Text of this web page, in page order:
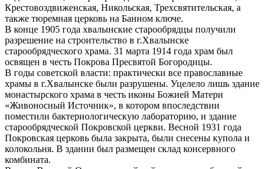
Крестовоздвиженская, Никольская, Трехсвятительская, а
также тюремная церковь на Банном ключе.
В конце 1905 года хвалынские старообрядцы получили
разрешение на строительство в г.Хвалынске
старообрядческого храма. 31 марта 1914 года храм был
освящен в честь Покрова Пресвятой Богородицы.
В годы советской власти: практически все православные
храмы в г.Хвалынске были разрушены. Уцелело лишь здание
монастырского храма в честь иконы Божией Матери
«Живоносный Источник», в котором впоследствии
поместили бактериологическую лабораторию, и здание
старообрядческой Покровской церкви. Весной 1931 года
Покровская церковь была закрыта, были снесены купола и
колокольня. В здании был размещен склад консервного
комбината.